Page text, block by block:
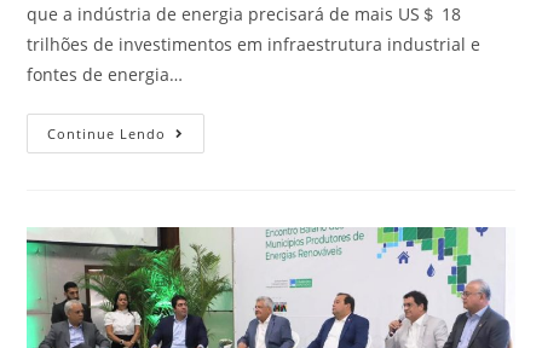
que a indústria de energia precisará de mais US＄ 18
trilhões de investimentos em infraestrutura industrial e
fontes de energia…
Continue Lendo